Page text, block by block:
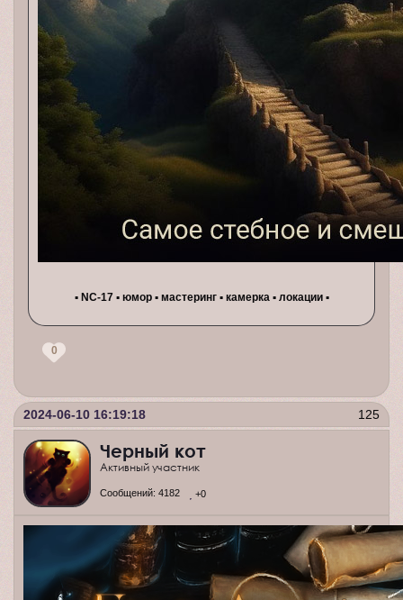
▪ NC-17 ▪ юмор ▪ мастеринг ▪ камерка ▪ локации ▪
0
125
2024-06-10 16:19:18
Черный кот
Активный участник
Сообщений: 4182 +0